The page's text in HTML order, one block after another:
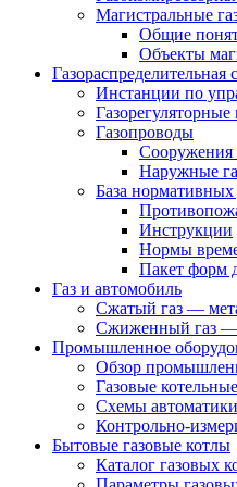
Магистральные
Общие
Объекты
Газораспределительная
Инстанции по
Газопроводы
Сооружения
Наружные
База
Инструкции
Нормы
Пакет форм
Газ и автомобиль
Сжатый газ —
Сжиженный газ —
Промышленное
Обзор
Газовые котельные
Схемы
Контрольно-
Бытовые газовые котлы
Каталог газовых